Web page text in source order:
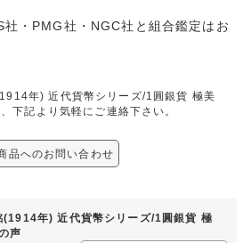
・PMG社・NGC社と組合鑑定はお
年) 近代貨幣シリーズ/1圓銀貨 極美
下記より気軽にご連絡下さい。
品へのお問い合わせ
年) 近代貨幣シリーズ/1圓銀貨 極
声